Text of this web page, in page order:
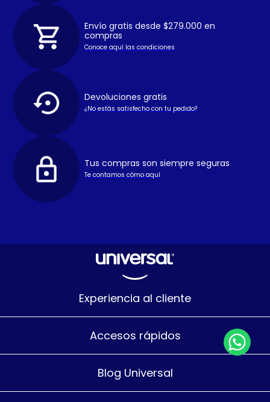
Envío gratis desde $279.000 en
compras
Conoce aquí las condiciones
Devoluciones gratis
¿No estás satisfecho con tu pedido?
Tus compras son siempre seguras
Te contamos cómo aquí
Experiencia al cliente
Accesos rápidos
Blog Universal